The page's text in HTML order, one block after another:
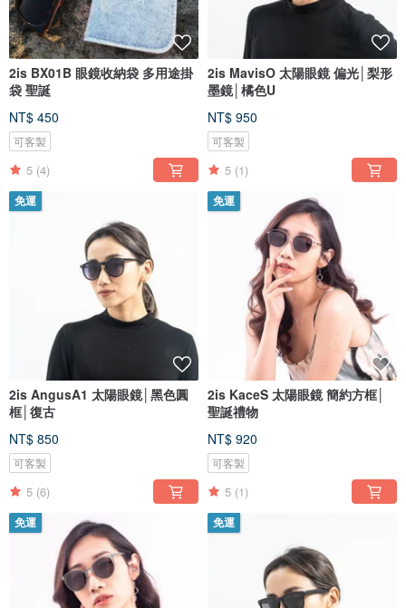
2is BX01B 眼鏡收納袋 多用途掛
袋 聖誕
NT$ 450
可客製
5 (4)
2is MavisO 太陽眼鏡 偏光│梨形
墨鏡│橘色U
NT$ 950
可客製
5 (1)
免運
2is AngusA1 太陽眼鏡│黑色圓
框│復古
NT$ 850
可客製
5 (6)
免運
2is KaceS 太陽眼鏡 簡約方框│
聖誕禮物
NT$ 920
可客製
5 (1)
免運 免運